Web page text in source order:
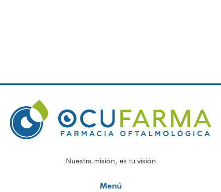
Nuestra misión, es tu visión
Menú